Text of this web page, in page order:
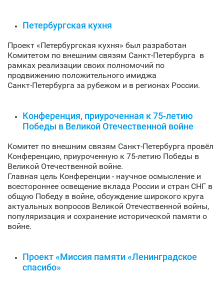
Петербургская кухня
Проект «Петербургская кухня» был разработан
Комитетом по внешним связям Санкт‑Петербурга в
рамках реализации своих полномочий по
продвижению положительного имиджа
Санкт‑Петербурга за рубежом и в регионах России.
Конференция, приуроченная к 75-летию
Победы в Великой Отечественной войне
Комитет по внешним связям Санкт‑Петербурга провёл
Конференцию, приуроченную к 75-летию Победы в
Великой Отечественной войне.
Главная цель Конференции - научное осмысление и
всестороннее освещение вклада России и стран СНГ в
общую Победу в войне, обсуждение широкого круга
актуальных вопросов Великой Отечественной войны,
популяризация и сохранение исторической памяти о
войне.
Проект «Миссия памяти «Ленинградское
спасибо»